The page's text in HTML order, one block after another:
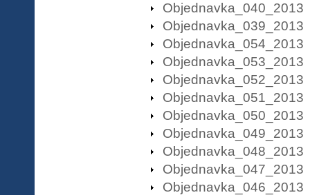
Objednavka_040_2013
Objednavka_039_2013
Objednavka_054_2013
Objednavka_053_2013
Objednavka_052_2013
Objednavka_051_2013
Objednavka_050_2013
Objednavka_049_2013
Objednavka_048_2013
Objednavka_047_2013
Objednavka_046_2013